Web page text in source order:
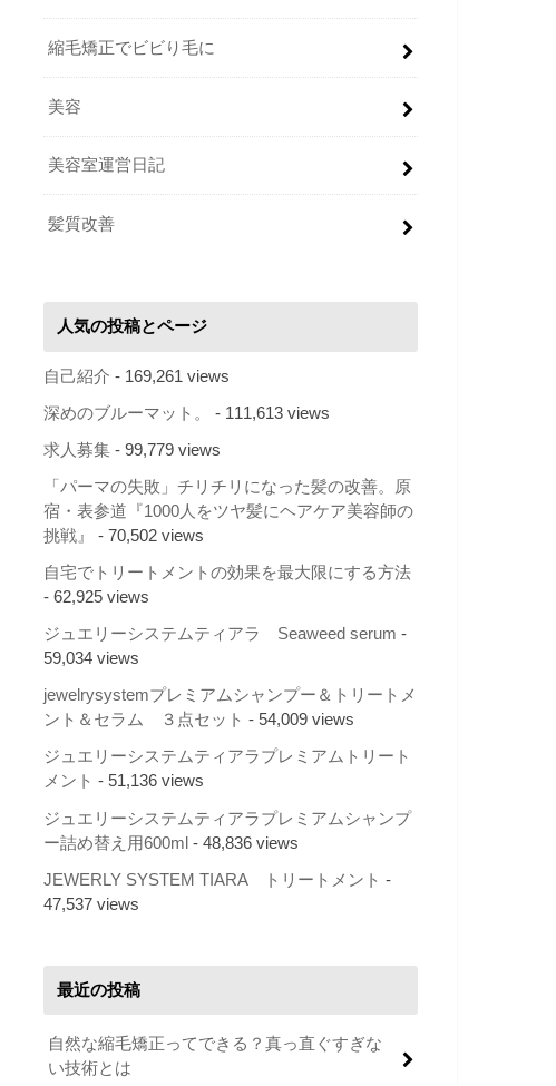
縮毛矯正でビビり毛に
美容
美容室運営日記
髪質改善
人気の投稿とページ
自己紹介 - 169,261 views
深めのブルーマット。 - 111,613 views
求人募集 - 99,779 views
「パーマの失敗」チリチリになった髪の改善。原
宿・表参道『1000人をツヤ髪にヘアケア美容師の
挑戦』
- 70,502 views
自宅でトリートメントの効果を最大限にする方法
- 62,925 views
ジュエリーシステムティアラ Seaweed serum -
59,034 views
jewelrysystemプレミアムシャンプー＆トリートメ
ント＆セラム ３点セット - 54,009 views
ジュエリーシステムティアラプレミアムトリート
メント - 51,136 views
ジュエリーシステムティアラプレミアムシャンプ
ー詰め替え用600ml - 48,836 views
JEWERLY SYSTEM TIARA トリートメント -
47,537 views
最近の投稿
自然な縮毛矯正ってできる？真っ直ぐすぎな
い技術とは